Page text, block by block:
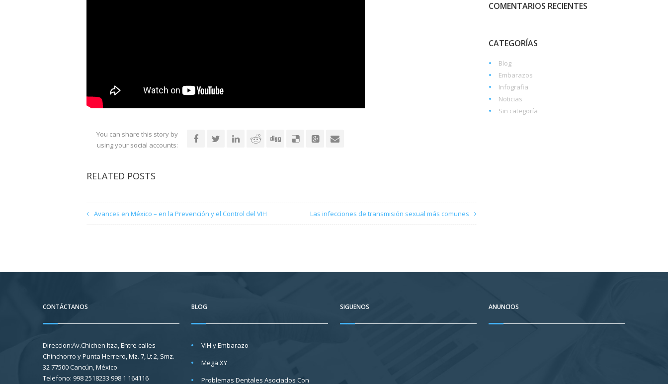
You can share this story by
using your social accounts:
RELATED POSTS
Avances en México – en la Prevención y el Control del VIH Las infecciones de transmisión sexual más comunes
COMENTARIOS RECIENTES
CATEGORÍAS
Blog
Embarazos
Infografia
Noticias
Sin categoría
CONTÁCTANOS
Direccion:Av.Chichen Itza, Entre calles
Chinchorro y Punta Herrero, Mz. 7, Lt 2, Smz.
32 77500 Cancún, México
Telefono: 998 2518233 998 1 164116
BLOG
VIH y Embarazo
Mega XY
Problemas Dentales Asociados Con
SIGUENOS ANUNCIOS